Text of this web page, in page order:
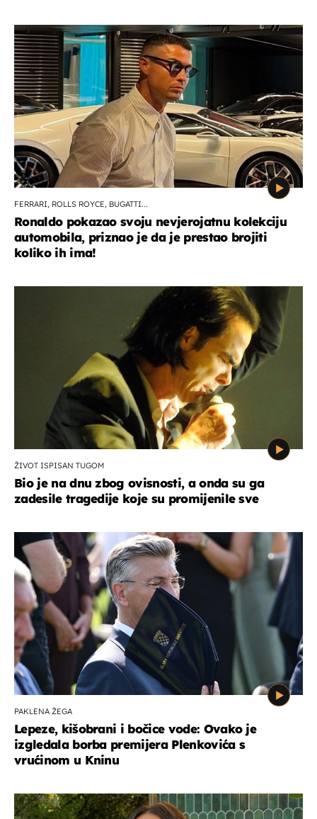
FERRARI, ROLLS ROYCE, BUGATTI...
Ronaldo pokazao svoju nevjerojatnu kolekciju
automobila, priznao je da je prestao brojiti
koliko ih ima!
ŽIVOT ISPISAN TUGOM
Bio je na dnu zbog ovisnosti, a onda su ga
zadesile tragedije koje su promijenile sve
PAKLENA ŽEGA
Lepeze, kišobrani i bočice vode: Ovako je
izgledala borba premijera Plenkovića s
vrućinom u Kninu